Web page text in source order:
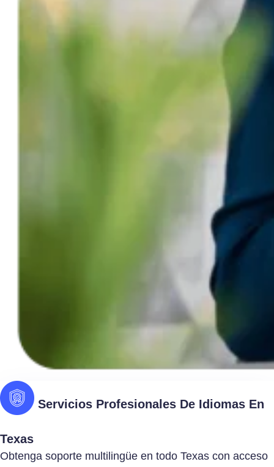
Servicios Profesionales De Idiomas En
Texas
Obtenga soporte multilingüe en todo Texas con acceso